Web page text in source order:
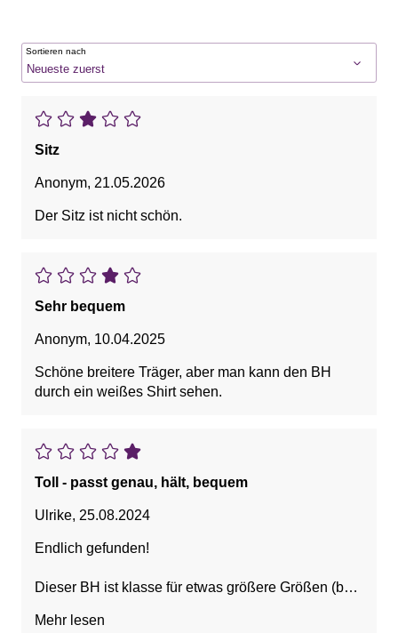
Sortieren nach
Sitz
Anonym, 21.05.2026
Der Sitz ist nicht schön.
Sehr bequem
Anonym, 10.04.2025
Schöne breitere Träger, aber man kann den BH
durch ein weißes Shirt sehen.
Toll - passt genau, hält, bequem
Ulrike, 25.08.2024
Endlich gefunden!
Dieser BH ist klasse für etwas größere Größen (bei
- die Größe passt perfekt,
Mehr lesen